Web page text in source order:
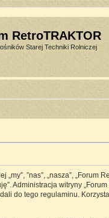
RetroTRAKTOR
Starej Techniki Rolniczej
”nas”, „nasza”,
Administracja witryny
do tego regulaminu.